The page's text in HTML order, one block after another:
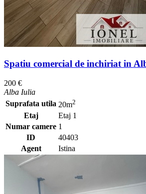
Spatiu comercial de inchiriat in
200 €
Alba Iulia
Suprafata utila 20m2
Etaj
Etaj 1
Numar camere 1
ID
40403
Agent
Istina